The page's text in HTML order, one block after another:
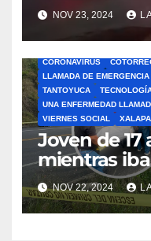
NOV 23, 2024
CORONAVIRUS
LLAMADA DE EMERGENCIA
TANTOYUCA
UNA ENFERMEDAD
VIERNES SOCIAL
XALAPA
Joven de 17
mientras
NOV 22, 2024